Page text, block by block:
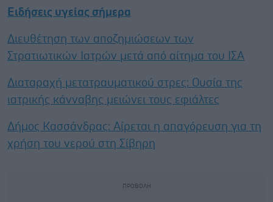
Ειδήσεις υγείας σήμερα
Διευθέτηση των αποζημιώσεων των
Στρατιωτικών Ιατρών μετά από αίτημα του ΙΣΑ
Διαταραχή μετατραυματικού στρες: Ουσία της
ιατρικής κάνναβης μειώνει τους εφιάλτες
Δήμος Κασσάνδρας: Αίρεται η απαγόρευση για τη
χρήση του νερού στη Σίβηρη